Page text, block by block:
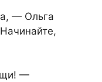
— Ольга
—